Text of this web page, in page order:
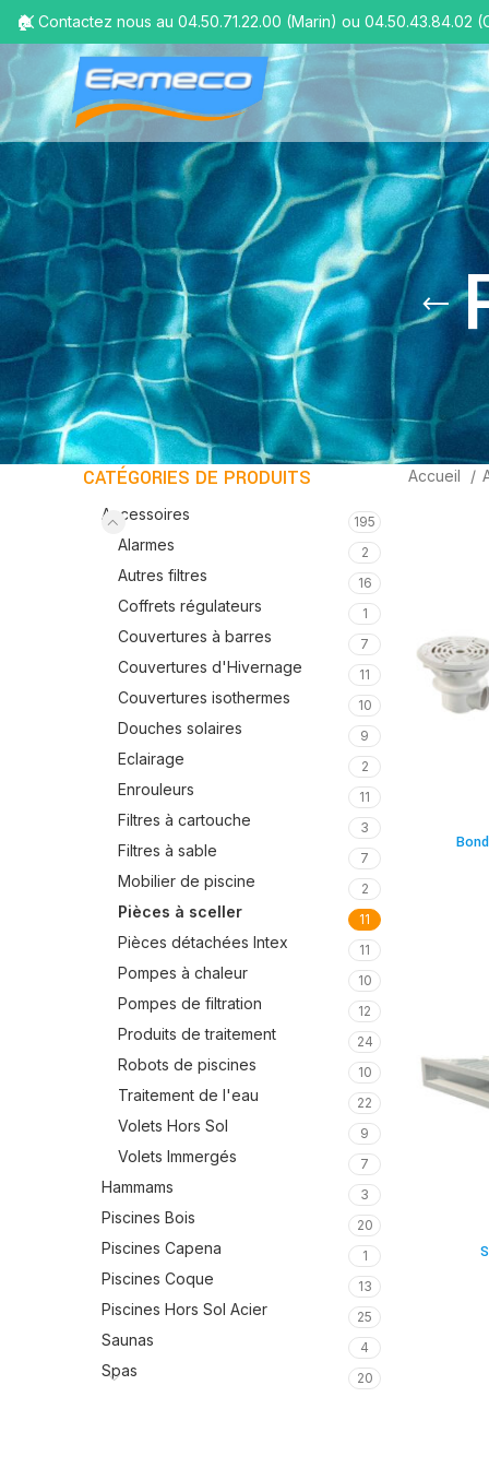
CATÉGORIES DE PRODUITS
Accessoires 195
Alarmes 2
Autres filtres 16
Coffrets régulateurs 1
Couvertures à barres 7
Couvertures d'Hivernage 11
Couvertures isothermes 10
Douches solaires 9
Eclairage 2
Enrouleurs 11
Filtres à cartouche 3
Filtres à sable 7
Mobilier de piscine 2
Pièces à sceller 11
Pièces détachées Intex 11
Pompes à chaleur 10
Pompes de filtration 12
Produits de traitement 24
Robots de piscines 10
Traitement de l'eau 22
Volets Hors Sol 9
Volets Immergés 7
Hammams 3
Piscines Bois 20
Piscines Capena 1
Piscines Coque 13
Piscines Hors Sol Acier 25
Saunas 4
Spas 20
Accueil
🏠 Contactez nous au 04.50.71.22.00 (Marin) ou 04.50.43.84.02